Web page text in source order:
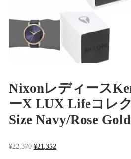
Nixonレディース
ーX LUX Lifeコレ
Size Navy/Rose Gold
¥22,370 元
¥21,352現